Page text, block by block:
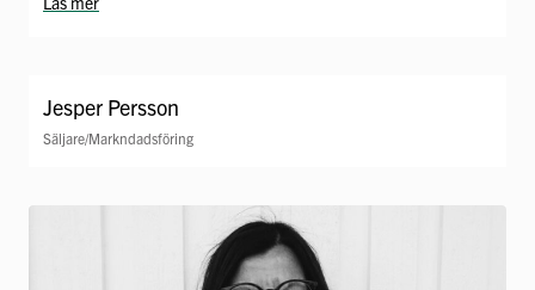
Jesper Persson
Säljare/Markndadsföring